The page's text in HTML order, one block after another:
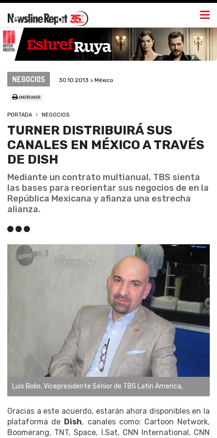
NEGOCIOS 30.10.2013 > México
IMPRIMIR
PORTADA NEGOCIOS
TURNER DISTRIBUIRÁ SUS
CANALES EN MÉXICO A TRAVÉS
DE DISH
Mediante un contrato multianual, TBS sienta
las bases para reorientar sus negocios de en la
República Mexicana y afianza una estrecha
alianza.
Luis Bolio, Vicepresidente Sénior de TBS Latin America,
Gracias a este acuerdo, estarán ahora disponibles en la
plataforma de Dish, canales como: Cartoon Network,
Boomerang, TNT, Space, I.Sat, CNN International, CNN